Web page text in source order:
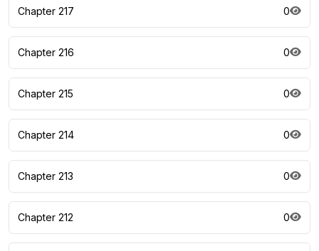
Chapter 217 0
Chapter 216 0
Chapter 215 0
Chapter 214 0
Chapter 213 0
Chapter 212 0